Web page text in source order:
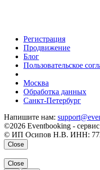
Регистрация
Продвижение
Блог
Пользовательское
Москва
Обработка данных
Санкт-Петербург
Напишите нам:
©2026 Eventbooking -
© ИП Осипов Н.В. ИНН:
Close
Close